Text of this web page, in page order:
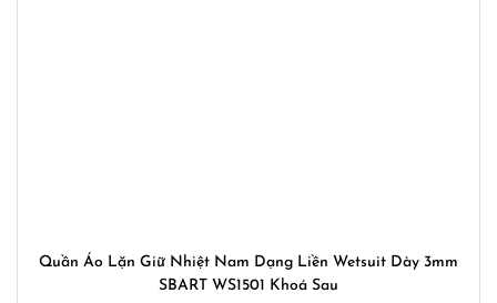
Quần Áo Lặn Giữ Nhiệt Nam Dạng Liền Wetsuit Dày 3mm
SBART WS1501 Khoá Sau